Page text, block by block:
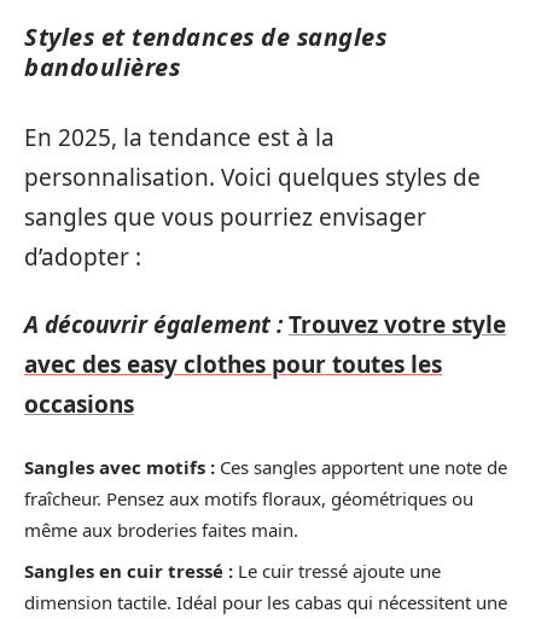
Styles et tendances de sangles
bandoulières
En 2025, la tendance est à la
personnalisation. Voici quelques styles de
sangles que vous pourriez envisager
d’adopter :
A découvrir également :Trouvez votre style
avec des easy clothes pour toutes les
occasions
Sangles avec motifs : Ces sangles apportent une note de
fraîcheur. Pensez aux motifs floraux, géométriques ou
même aux broderies faites main.
Sangles en cuir tressé : Le cuir tressé ajoute une
dimension tactile. Idéal pour les cabas qui nécessitent une